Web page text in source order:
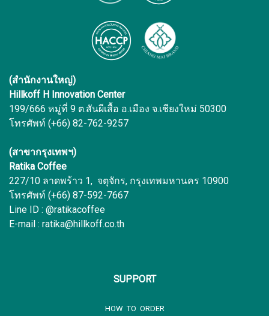
(สำนักงานใหญ่)
Hillkoff H Innovation Center
199/666 หมู่ที่ 9 ต.สันผีเสื้อ อ.เมือง จ.เชียงใหม่ 50300
โทรศัพท์ (+66) 82-762-9257
(สาขากรุงเทพฯ)
Ratika Coffee
227/10 ลาดพร้าว 1, จตุจักร, กรุงเทพมหานคร 10900
โทรศัพท์ (+66) 87-592-7667
Line ID : @ratikacoffee
E-mail : ratika@hillkoff.co.th
SUPPORT
HOW TO ORDER